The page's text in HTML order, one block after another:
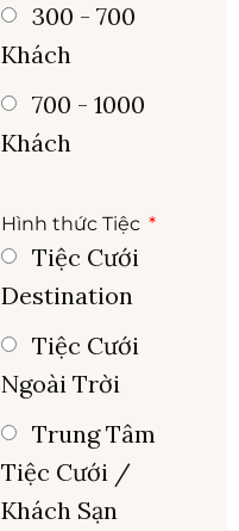
300 - 700
Khách
700 - 1000
Khách
Hình thức Tiệc
Tiệc Cưới
Destination
Tiệc Cưới
Ngoài Trời
Trung Tâm
Tiệc Cưới /
Khách Sạn